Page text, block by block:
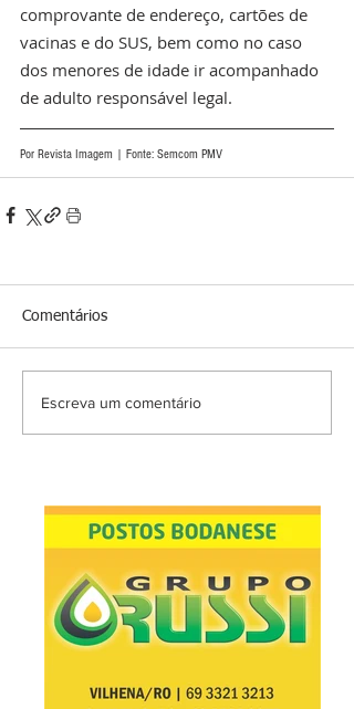
comprovante de endereço, cartões de
vacinas e do SUS, bem como no caso
dos menores de idade ir acompanhado
de adulto responsável legal.
Por Revista Imagem | Fonte: Semcom PMV
Comentários
Escreva um comentário